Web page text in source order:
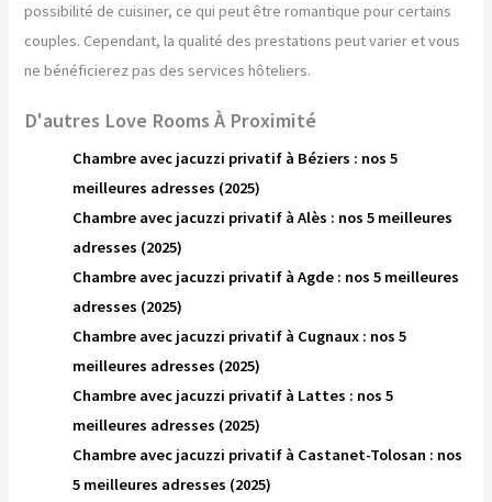
possibilité de cuisiner, ce qui peut être romantique pour certains
couples. Cependant, la qualité des prestations peut varier et vous
ne bénéficierez pas des services hôteliers.
D'autres Love Rooms À Proximité
Chambre avec jacuzzi privatif à Béziers : nos 5
meilleures adresses (2025)
Chambre avec jacuzzi privatif à Alès : nos 5 meilleures
adresses (2025)
Chambre avec jacuzzi privatif à Agde : nos 5 meilleures
adresses (2025)
Chambre avec jacuzzi privatif à Cugnaux : nos 5
meilleures adresses (2025)
Chambre avec jacuzzi privatif à Lattes : nos 5
meilleures adresses (2025)
Chambre avec jacuzzi privatif à Castanet-Tolosan : nos
5 meilleures adresses (2025)